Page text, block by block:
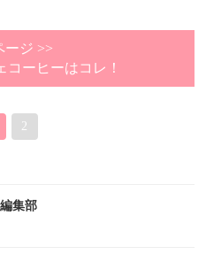
ージ >>
コーヒーはコレ！
2
集部